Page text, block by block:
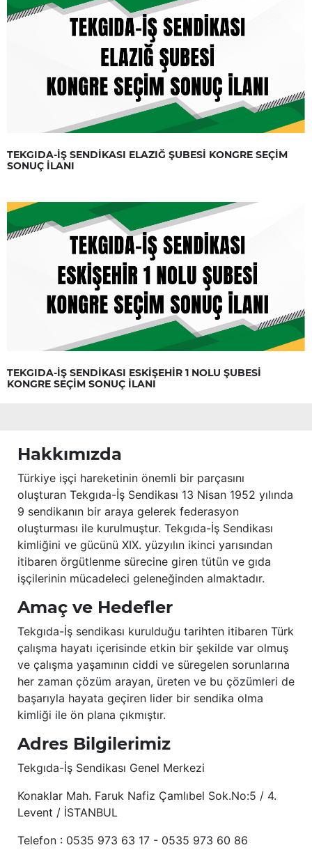
TEKGIDA-İŞ SENDİKASI ELAZIĞ ŞUBESİ KONGRE SEÇİM
SONUÇ İLANI
TEKGIDA-İŞ SENDİKASI ESKİŞEHİR 1 NOLU ŞUBESİ
KONGRE SEÇİM SONUÇ İLANI
Hakkımızda
Türkiye işçi hareketinin önemli bir parçasını
oluşturan Tekgıda-İş Sendikası 13 Nisan 1952 yılında
9 sendikanın bir araya gelerek federasyon
oluşturması ile kurulmuştur. Tekgıda-İş Sendikası
kimliğini ve gücünü XIX. yüzyılın ikinci yarısından
itibaren örgütlenme sürecine giren tütün ve gıda
işçilerinin mücadeleci geleneğinden almaktadır.
Amaç ve Hedefler
Tekgıda-İş sendikası kurulduğu tarihten itibaren Türk
çalışma hayatı içerisinde etkin bir şekilde var olmuş
ve çalışma yaşamının ciddi ve süregelen sorunlarına
her zaman çözüm arayan, üreten ve bu çözümleri de
başarıyla hayata geçiren lider bir sendika olma
kimliği ile ön plana çıkmıştır.
Adres Bilgilerimiz
Tekgıda-İş Sendikası Genel Merkezi
Konaklar Mah. Faruk Nafiz Çamlıbel Sok.No:5 / 4.
Levent / İSTANBUL
Telefon : 0535 973 63 17 - 0535 973 60 86